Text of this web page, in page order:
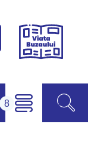
Campus
Viața